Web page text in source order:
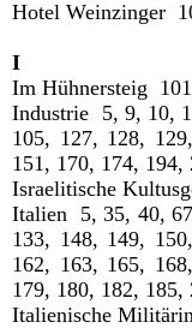
Hotel Weinzinger
I
Im Hühnersteig 101
Industrie 5, 9, 10,
105, 127, 128,
151, 170, 174, 194,
Israelitische
Italien 5, 35, 40,
133, 148, 149,
162, 163, 165,
179, 180, 182,
Italienische